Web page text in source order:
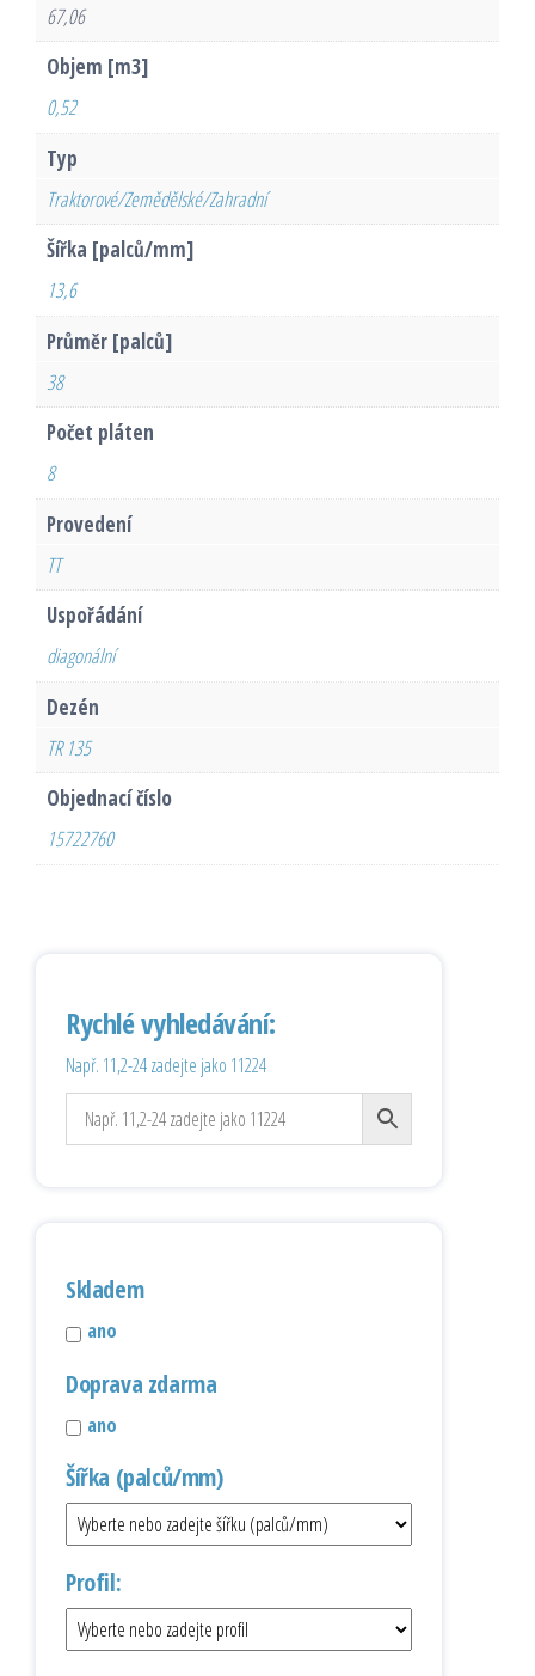
67,06
Objem [m3]
0,52
Typ
Traktorové/Zemědělské/Zahradní
Šířka [palců/mm]
13,6
Průměr [palců]
38
Počet pláten
8
Provedení
TT
Uspořádání
diagonální
Dezén
TR 135
Objednací číslo
15722760
Rychlé vyhledávání:
Např. 11,2-24 zadejte jako 11224
Skladem
ano
Doprava zdarma
ano
Šířka (palců/mm)
Profil: